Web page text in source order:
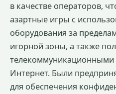
в качестве операторов,
азартные игры с
оборудования за
игорной зоны, а также
телекоммуникационными
Интернет. Были
для обеспечения